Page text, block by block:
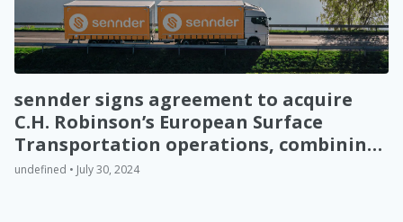
sennder signs agreement to acquire
C.H. Robinson’s European Surface
Transportation operations, combining
revenue to EUR 1.4bn
undefined • July 30, 2024